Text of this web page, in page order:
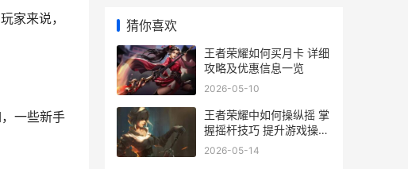
家来说，
一些新手
猜你喜欢
王者荣耀如何买月卡 详细
攻略及优惠信息一览
2026-05-10
王者荣耀中如何操纵摇 掌
握摇杆技巧 提升游戏操作
水平攻略
2026-05-14